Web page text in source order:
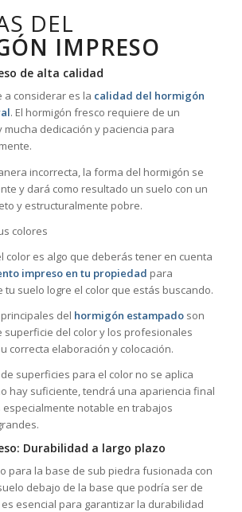
DEL
IMPRESO
de alta calidad
a considerar es la calidad del hormigón
. El hormigón fresco requiere de un
mucha dedicación y paciencia para
incorrecta, la forma del hormigón se
y dará como resultado un suelo con un
y estructuralmente pobre.
colores
color es algo que deberás tener en cuenta
impreso en tu propiedad para
tu suelo logre el color que estás buscando.
del hormigón estampadoson
superficie del color y los profesionales
correcta elaboración y colocación.
superficies para el color no se aplica
hay suficiente, tendrá una apariencia final
especialmente notable en trabajos
Durabilidad a largo plazo
para la base de sub piedra fusionada con
debajo de la base que podría ser de
esencial para garantizar la durabilidad